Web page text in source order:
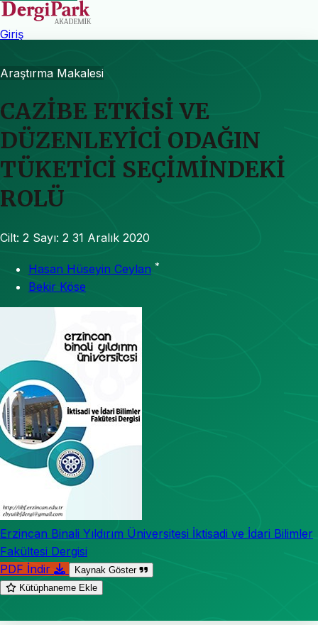
Giriş
Araştırma Makalesi
CAZİBE ETKİSİ VE
DÜZENLEYİCİ ODAĞIN
TÜKETİCİ SEÇİMİNDEKİ
ROLÜ
Cilt: 2 Sayı: 2 31 Aralık 2020
Hasan Hüseyin Ceylan *
Bekir Köse
Erzincan Binali Yıldırım Üniversitesi İktisadi ve İdari Bilimler
Fakültesi Dergisi
PDF İndir
Kaynak Göster
Kütüphaneme Ekle